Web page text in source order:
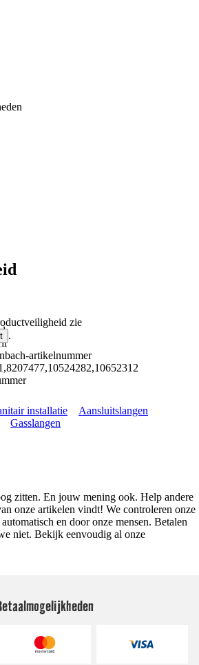
artikelnummer
zie
.
installatie
Aansluitslangen
Gasslangen
zitten. En jouw mening ook. Help andere
onze artikelen vindt! We controleren onze
en door onze mensen. Betalen
niet. Bekijk eenvoudig al onze